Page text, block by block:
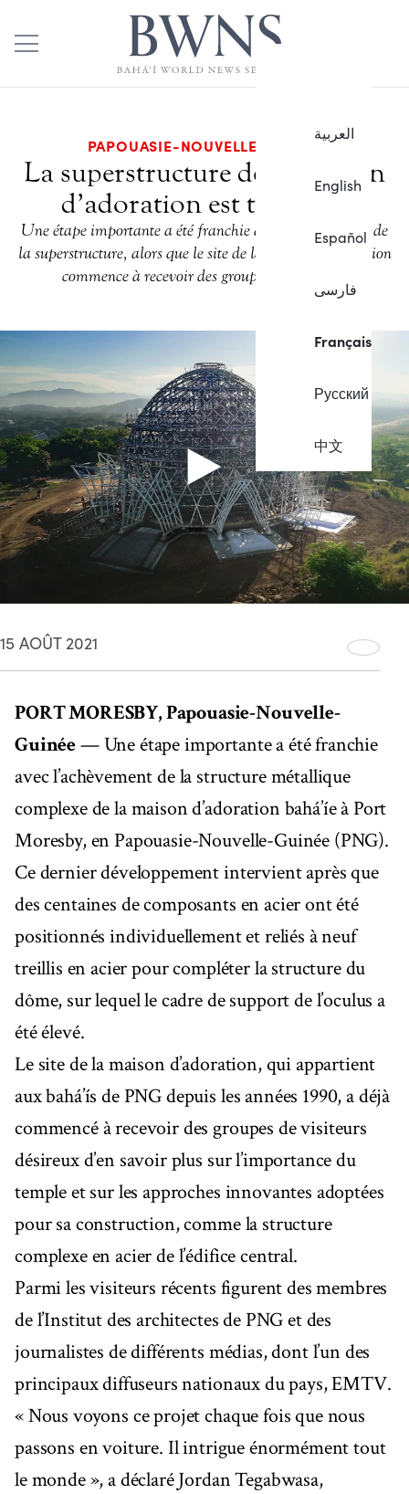
العربية
English
Español
فارسی
Français
Русский
中文
PAPOUASIE-NOUVELLE-GUINÉE
La superstructure de la maison
d’adoration est terminée
Une étape importante a été franchie avec l’achèvement de
la superstructure, alors que le site de la maison d’adoration
commence à recevoir des groupes de visiteurs.
15 AOÛT 2021
PORT MORESBY, Papouasie-Nouvelle-
Guinée— Une étape importante a été franchie
avec l’achèvement de la structure métallique
complexe de la maison d’adoration bahá’íe à Port
Moresby, en Papouasie-Nouvelle-Guinée (PNG).
Ce dernier développement intervient après que
des centaines de composants en acier ont été
positionnés individuellement et reliés à neuf
treillis en acier pour compléter la structure du
dôme, sur lequel le cadre de support de l’oculus a
été élevé.
Le site de la maison d’adoration, qui appartient
aux bahá’ís de PNG depuis les années 1990, a déjà
commencé à recevoir des groupes de visiteurs
désireux d’en savoir plus sur l’importance du
temple et sur les approches innovantes adoptées
pour sa construction, comme la structure
complexe en acier de l’édifice central.
Parmi les visiteurs récents figurent des membres
de l’Institut des architectes de PNG et des
journalistes de différents médias, dont l’un des
principaux diffuseurs nationaux du pays, EMTV.
« Nous voyons ce projet chaque fois que nous
passons en voiture. Il intrigue énormément tout
le monde », a déclaré Jordan Tegabwasa,